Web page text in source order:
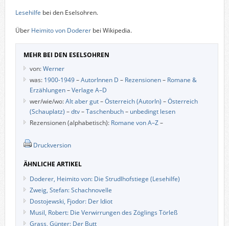
Lesehilfe bei den Eselsohren.
Über Heimito von Dodererbei Wikipedia.
MEHR BEI DEN ESELSOHREN
von:Werner
was: 1900-1949–AutorInnen D – Rezensionen– Romane &
Erzählungen–Verlage A–D
wer/wie/wo:Alt aber gut–Österreich (AutorIn) –Österreich
(Schauplatz) –dtv–Taschenbuch– unbedingt lesen
Rezensionen (alphabetisch): Romane von A–Z–
Druckversion
ÄHNLICHE ARTIKEL
Doderer, Heimito von: Die Strudlhofstiege (Lesehilfe)
Zweig, Stefan: Schachnovelle
Dostojewski, Fjodor: Der Idiot
Musil, Robert: Die Verwirrungen des Zöglings Törleß
Grass, Günter: Der Butt